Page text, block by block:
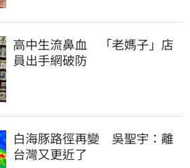
高中生流鼻血　「老媽子」店
員出手網破防
白海豚路徑再變　吳聖宇：離
台灣又更近了